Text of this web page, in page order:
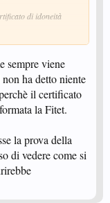
di idoneità
cosa. Qualche
sono fondati?
sempre viene
ha detto niente
il certificato
la Fitet.
la prova della
di vedere come si